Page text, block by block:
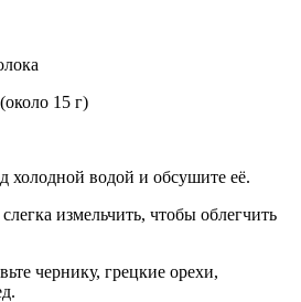
15 г)
холодной водой и обсушите её.
измельчить, чтобы облегчить
чернику, грецкие орехи,